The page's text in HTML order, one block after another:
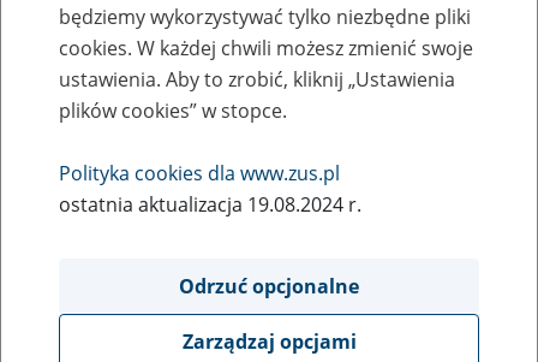
Zaproś ZUS do siebie: eZUS, wizyty
rezerwowane, e-wizyty, Aktywni 50+
Rodzaj wydarzenia
Szkolenia
Obszar merytoryczny
Płatnicy, ubezpieczeni, świadczeniobiorcy
będziemy wykorzystywać tylko niezbędne pliki
cookies. W każdej chwili możesz zmienić swoje
ustawienia. Aby to zrobić, kliknij „Ustawienia
plików cookies” w stopce.
Polityka cookies dla www.zus.pl
ostatnia aktualizacja 19.08.2024 r.
Odrzuć opcjonalne
Zarządzaj opcjami